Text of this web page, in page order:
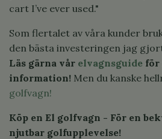
cart I’ve ever used."
Som flertalet av våra kunder
den bästa investeringen jag
Läs gärna vår elvagnsguide för
information! Men du kanske
golfvagn!
Köp en El golfvagn - För en
njutbar golfupplevelse!